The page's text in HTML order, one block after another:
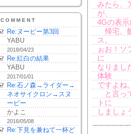
COMMENT
Re:ヌーピー第3回
YABU
2018/04/23
Re:紅白の結果
YABU
2017/01/01
Re:石ノ森→ライダー→
ネオサイクロン→スヌ
ーピー
かよこ
2016/05/08
Re:下見を兼ねて一杯ど
みたら、
が、
4Gの表
帰宅。
ス。
ぉお！ソ
に
なりまし
体験
ですよね
と言っ
トに
しましょ